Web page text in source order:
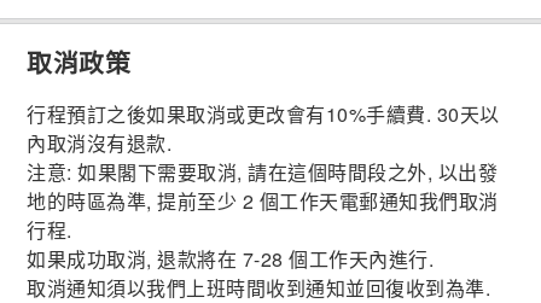
取消政策
行程預訂之後如果取消或更改會有10%手續費. 30天以
內取消沒有退款.
注意: 如果閣下需要取消, 請在這個時間段之外, 以出發
地的時區為準, 提前至少 2 個工作天電郵通知我們取消
行程.
如果成功取消, 退款將在 7-28 個工作天內進行.
取消通知須以我們上班時間收到通知並回復收到為準.